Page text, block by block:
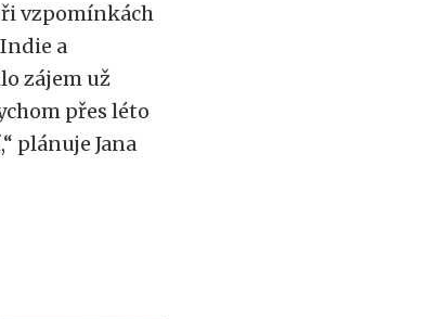
vzpomínkách
a
zájem už
přes léto
plánuje Jana